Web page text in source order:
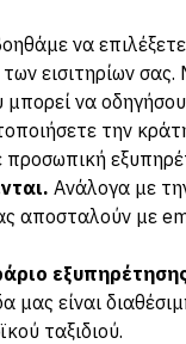
να
εισιτηρίων
να
την
Ανάλογα με
αποσταλούν με
είναι
ταξιδιού.